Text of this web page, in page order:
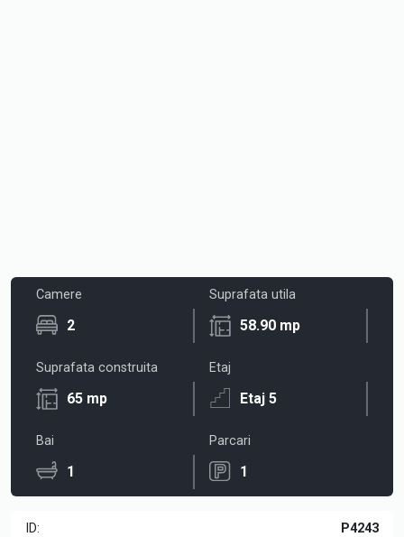
Camere
2
Suprafata utila
58.90 mp
Suprafata construita
65 mp
Etaj
Etaj 5
Bai
1
Parcari
1
ID: P4243